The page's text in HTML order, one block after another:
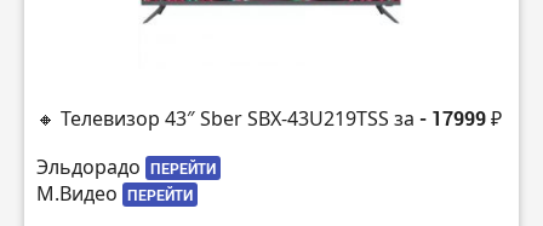
🔸 Телевизор 43″ Sber SBX-43U219TSS за - 17999 ₽
Эльдорадо ПЕРЕЙТИ
М.Видео ПЕРЕЙТИ